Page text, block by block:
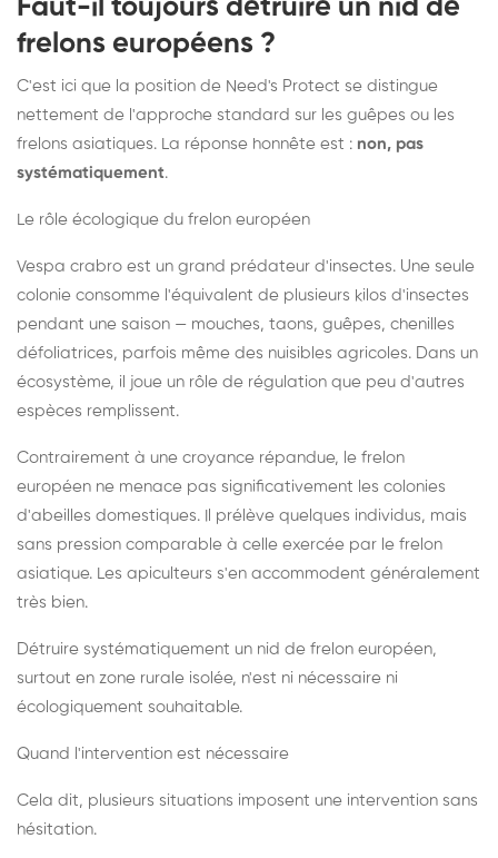
Faut-il toujours détruire un nid de
frelons européens ?
C'est ici que la position de Need's Protect se distingue
nettement de l'approche standard sur les guêpes ou les
frelons asiatiques. La réponse honnête est : non, pas
systématiquement.
Le rôle écologique du frelon européen
Vespa crabro est un grand prédateur d'insectes. Une seule
colonie consomme l'équivalent de plusieurs kilos d'insectes
pendant une saison — mouches, taons, guêpes, chenilles
défoliatrices, parfois même des nuisibles agricoles. Dans un
écosystème, il joue un rôle de régulation que peu d'autres
espèces remplissent.
Contrairement à une croyance répandue, le frelon
européen ne menace pas significativement les colonies
d'abeilles domestiques. Il prélève quelques individus, mais
sans pression comparable à celle exercée par le frelon
asiatique. Les apiculteurs s'en accommodent généralement
très bien.
Détruire systématiquement un nid de frelon européen,
surtout en zone rurale isolée, n'est ni nécessaire ni
écologiquement souhaitable.
Quand l'intervention est nécessaire
Cela dit, plusieurs situations imposent une intervention sans
hésitation.